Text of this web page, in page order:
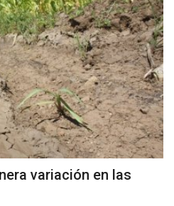
variación en las